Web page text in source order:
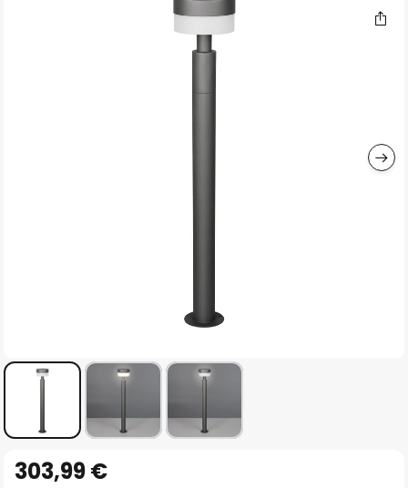
Anfang
303,99 €